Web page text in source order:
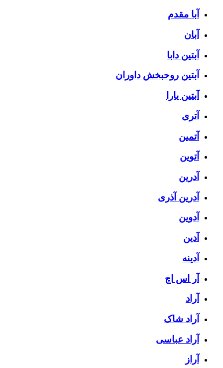
آبا مقدم
آبان
آبتین دابا
آبتین روحبخش داوران
آبتین یارا
آتری
آتمین
آتوین
آدرین
آدرین آذری
آدوین
آدین
آدینه
آر اس اچ
آراد
آراد شاک
آراد عباسی
آراز